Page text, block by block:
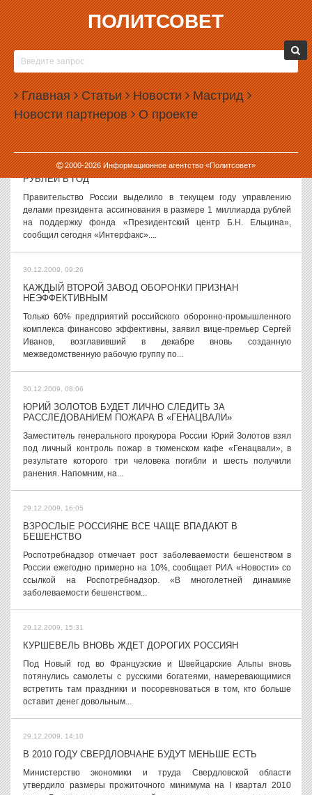
ПОЛИТСОВЕТ
Главная Статьи Новости Мастрид
Новости партнеров О проекте
2000-2026Информационное агентство «Политсовет»
30.12.2009, 10:58
СВЕРДЛОВСКИЕ ДЕПУТАТЫ НЕ ГОТОВЫ К РЕФОРМАМ
«Реформы свердловского Законодательного Собрания не будет»,
— заявил сегодня председатель бюджетного комитета ППЗС
Алексей Чеканов. «Развитые западные страны работают именно
по двухпалатной...
30.12.2009, 09:37
«ФОНД ЕЛЬЦИНА» ОБХОДИТСЯ РОССИИ В 1 МИЛЛИАРД
РУБЛЕЙ В ГОД
Правительство России выделило в текущем году управлению
делами президента ассигнования в размере 1 миллиарда рублей
на поддержку фонда «Президентский центр Б.Н. Ельцина»,
сообщил сегодня «Интерфакс»....
30.12.2009, 09:26
КАЖДЫЙ ВТОРОЙ ЗАВОД ОБОРОНКИ ПРИЗНАН
НЕЭФФЕКТИВНЫМ
Только 60% предприятий российского оборонно-промышленного
комплекса финансово эффективны, заявил вице-премьер Сергей
Иванов, возглавивший в декабре вновь созданную
межведомственную рабочую группу по...
30.12.2009, 08:06
ЮРИЙ ЗОЛОТОВ БУДЕТ ЛИЧНО СЛЕДИТЬ ЗА
РАССЛЕДОВАНИЕМ ПОЖАРА В «ГЕНАЦВАЛИ»
Заместитель генерального прокурора России Юрий Золотов взял
под личный контроль пожар в тюменском кафе «Генацвали», в
результате которого три человека погибли и шесть получили
ранения. Напомним, на...
29.12.2009, 16:05
ВЗРОСЛЫЕ РОССИЯНЕ ВСЕ ЧАЩЕ ВПАДАЮТ В
БЕШЕНСТВО
Роспотребнадзор отмечает рост заболеваемости бешенством в
России ежегодно примерно на 10%, сообщает РИА «Новости» со
ссылкой на Роспотребнадзор. «В многолетней динамике
заболеваемости бешенством...
29.12.2009, 15:31
КУРШЕВЕЛЬ ВНОВЬ ЖДЕТ ДОРОГИХ РОССИЯН
Под Новый год во Французские и Швейцарские Альпы вновь
потянулись самолеты с русскими богатеями, намеревающимися
встретить там праздники и посоревноваться в том, кто больше
оставит денег довольным...
29.12.2009, 14:10
В 2010 ГОДУ СВЕРДЛОВЧАНЕ БУДУТ МЕНЬШЕ ЕСТЬ
Министерство экономики и труда Свердловской области
утвердило размеры прожиточного минимума на I квартал 2010